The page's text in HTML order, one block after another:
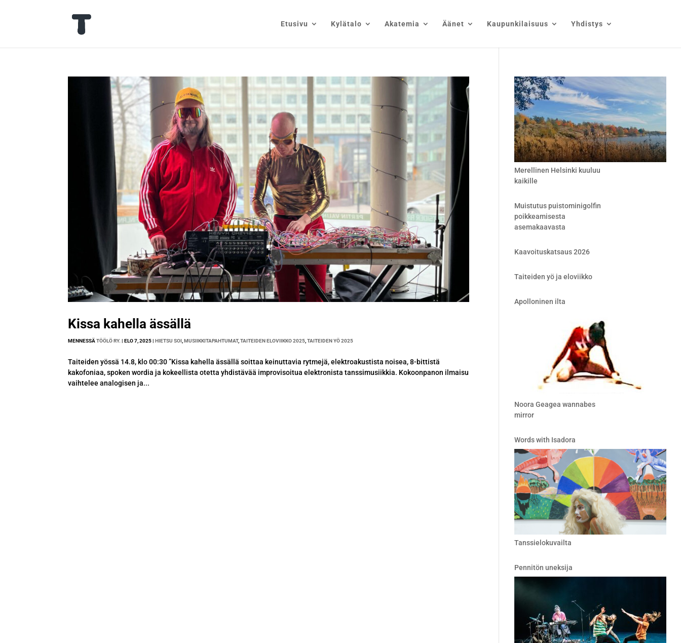
Etusivu Kylätalo Akatemia Äänet Kaupunkilaisuus Yhdistys
Kissa kahella ässällä
MENNESSÄTÖÖLÖ RY. |ELO 7, 2025|HIETSU SOI ,MUSIIKKITAPAHTUMAT,TAITEIDEN ELOVIIKKO 2025 ,TAITEIDEN YÖ 2025
Taiteiden yössä 14.8, klo 00:30 ”Kissa kahella ässällä soittaa keinuttavia rytmejä, elektroakustista noisea, 8-bittistä
kakofoniaa, spoken wordia ja kokeellista otetta yhdistävää improvisoitua elektronista tanssimusiikkia. Kokoonpanon ilmaisu
vaihtelee analogisen ja...
Merellinen Helsinki kuuluu
kaikille
Muistutus puistominigolfin
poikkeamisesta
asemakaavasta
Kaavoituskatsaus 2026
Taiteiden yö ja eloviikko
Apolloninen ilta
Noora Geagea wannabes
mirror
Words with Isadora
Tanssielokuvailta
Pennitön uneksija